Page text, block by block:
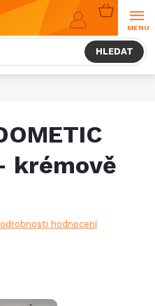
HLEDAT
NÁKUPNÍ
KOŠÍK
krémově
hodnocení